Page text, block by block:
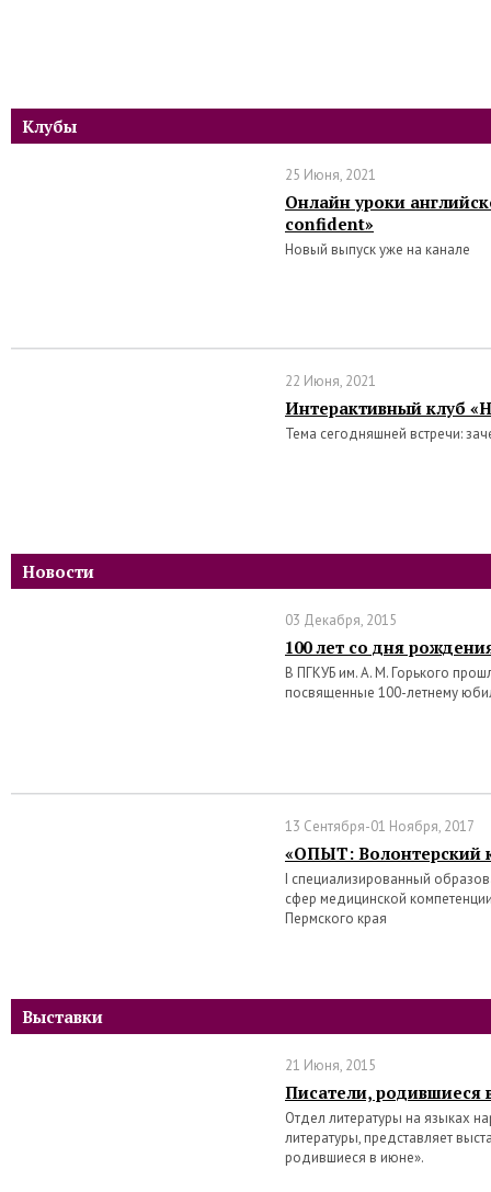
Клубы
25 Июня, 2021
Онлайн уроки
confident»
Новый выпуск уже на канале
22 Июня, 2021
Интерактивный клуб
Тема сегодняшней встречи:
Новости
03 Декабря, 2015
100 лет со дня
В ПГКУБ им. А. М. Горького
посвященные 100-летнему
13 Сентября-01 Ноября, 2017
«ОПЫТ: Волонтерский
I специализированный
сфер медицинской
Пермского края
Выставки
21 Июня, 2015
Писатели, родившиеся
Отдел литературы на языках
литературы, представляет
родившиеся в июне».